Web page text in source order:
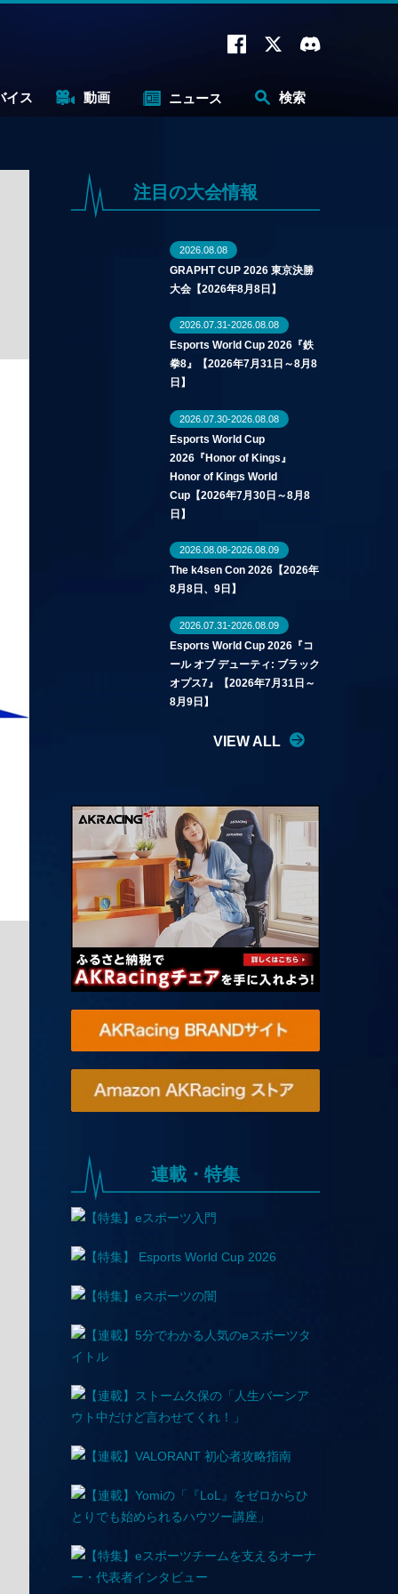
イス 動画 ニュース 検索
注目の大会情報
2026.08.08
GRAPHT CUP 2026 東京決勝
大会【2026年8月8日】
2026.07.31-2026.08.08
Esports World Cup 2026『鉄
拳8』【2026年7月31日～8月8
日】
2026.07.30-2026.08.08
Esports World Cup
2026『Honor of Kings』
Honor of Kings World
Cup【2026年7月30日～8月8
日】
2026.08.08-2026.08.09
The k4sen Con 2026【2026年
8月8日、9日】
2026.07.31-2026.08.09
Esports World Cup 2026『コ
ール オブ デューティ: ブラック
オプス7』【2026年7月31日～
8月9日】
VIEW ALL
連載・特集